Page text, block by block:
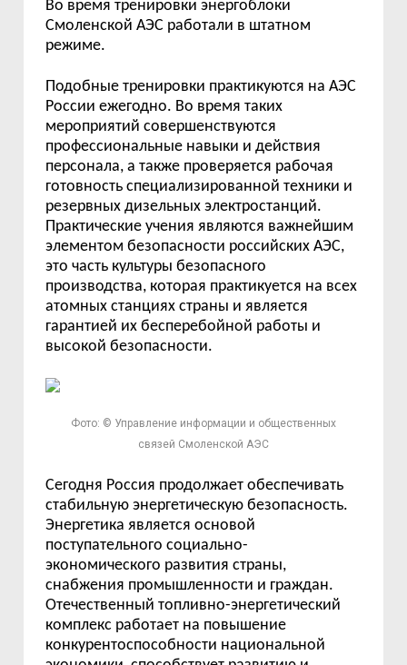
Во время тренировки энергоблоки
Смоленской АЭС работали в штатном
режиме.
Подобные тренировки практикуются на АЭС
России ежегодно. Во время таких
мероприятий совершенствуются
профессиональные навыки и действия
персонала, а также проверяется рабочая
готовность специализированной техники и
резервных дизельных электростанций.
Практические учения являются важнейшим
элементом безопасности российских АЭС,
это часть культуры безопасного
производства, которая практикуется на всех
атомных станциях страны и является
гарантией их бесперебойной работы и
высокой безопасности.
Фото: © Управление информации и общественных
связей Смоленской АЭС
Сегодня Россия продолжает обеспечивать
стабильную энергетическую безопасность.
Энергетика является основой
поступательного социально-
экономического развития страны,
снабжения промышленности и граждан.
Отечественный топливно-энергетический
комплекс работает на повышение
конкурентоспособности национальной